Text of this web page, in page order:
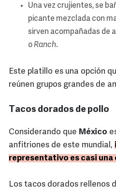
Una vez crujientes, se
picante mezclada con
sirven acompañadas de
oRanch.
Este platillo es una opción
reúnen grupos grandes de
Tacos dorados de pollo
Considerando que México
anfitriones de este mundial,
representativo es casi
Los tacos dorados rellenos